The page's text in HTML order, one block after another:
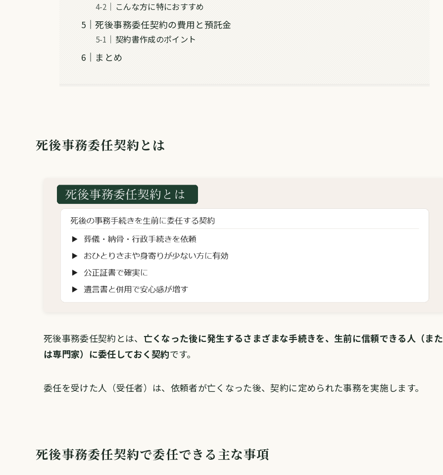
こんな方に特におすすめ
死後事務委任契約の費用と預託金
契約書作成のポイント
まとめ
死後事務委任契約とは
死後事務委任契約とは、 亡くなった後に発生するさまざまな手続きを、生前に信頼できる人（また
は専門家）に委任しておく契約です。
委任を受けた人（受任者）は、依頼者が亡くなった後、契約に定められた事務を実施します。
死後事務委任契約で委任できる主な事項